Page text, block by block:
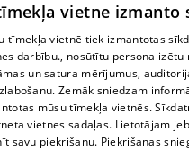
pirms 1 nedēļas, 1 dienas
Pārtiku pērkam vairāk,
tiešām samazina
408. epizode
vietne izmanto
tīmekļa vietnē tiek izmantotas
darbību., nosūtītu
un satura mērījumus,
Zemāk sniedzam
mūsu tīmekļa vietnēs.
vietnes sadaļas. Lietotājam
savu piekrišanu. Piekrišanas